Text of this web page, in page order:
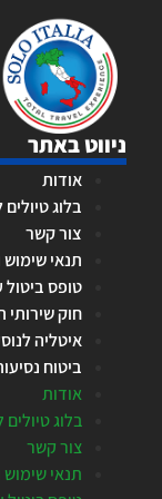
fokozatosan
összegeket. Az
Skrill és a Neteller,
lehetővé téve az
pénzmozgásokat.
2000-
Ez a tendencia
szolgáltató lépett
küzdelem arra
feltételeket
erről az időszakról,
vált ebben az
jelentett az
módosítása új
ניווט באתר
אודות
בלוג
צור קשר
תנאי שימוש
טופס ביטול
חוק שירותי
איטליה
ביטוח
אודות
בלוג טיולים
צור קשר
תנאי שימוש